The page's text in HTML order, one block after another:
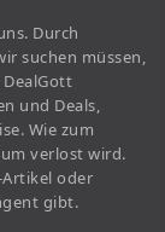
Durch
suchen müssen,
und Deals,
Wie zum
verlost wird.
Artikel oder
gibt.